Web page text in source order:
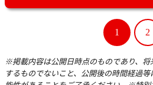
1 2
※掲載内容は公開日時点のものであり、
するものでないこと、公開後の時間経過